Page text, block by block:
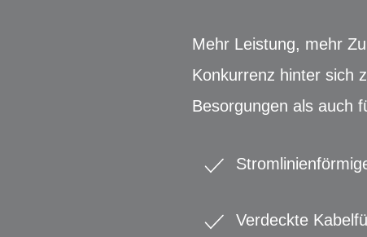
Mehr Leistung, mehr
Konkurrenz hinter sich
Besorgungen als auch
Verdeckte